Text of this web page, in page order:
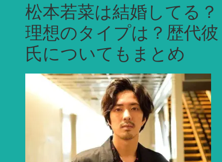
松本若菜は結婚してる？
理想のタイプは？歴代彼
氏についてもまとめ